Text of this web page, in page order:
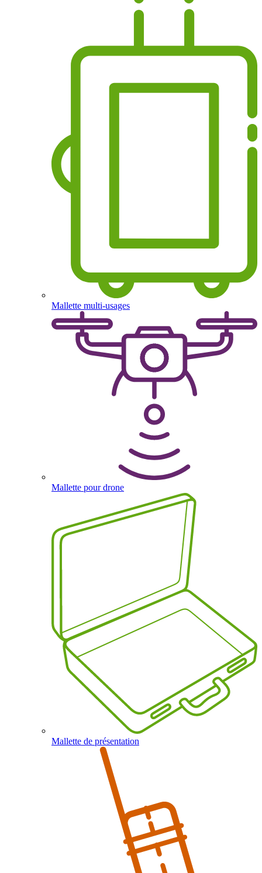
Mallette multi-usages
Mallette pour drone
Mallette de présentation